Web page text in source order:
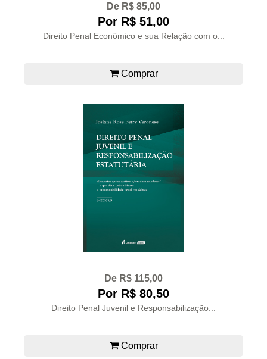
De R$ 85,00
Por R$ 51,00
Direito Penal Econômico e sua Relação com o...
Comprar
De R$ 115,00
Por R$ 80,50
Direito Penal Juvenil e Responsabilização...
Comprar